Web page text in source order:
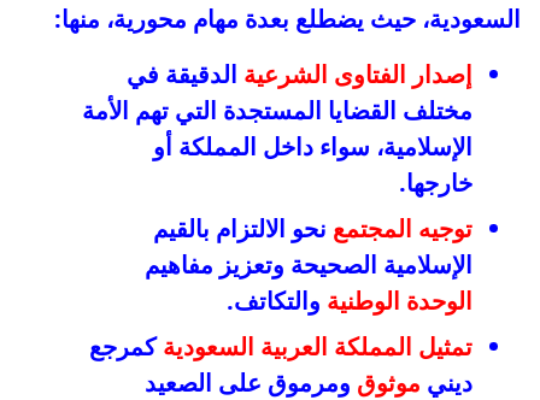
السعودية، حيث يضطلع بعدة مهام محورية، منها:
إصدار الفتاوى الشرعية الدقيقة في
مختلف القضايا المستجدة التي تهم الأمة
الإسلامية، سواء داخل المملكة أو
خارجها.
توجيه المجتمع نحو الالتزام بالقيم
الإسلامية الصحيحة وتعزيز مفاهيم
الوحدة الوطنية والتكاتف.
تمثيل المملكة العربية السعوديةكمرجع
ديني موثوق ومرموق على الصعيد